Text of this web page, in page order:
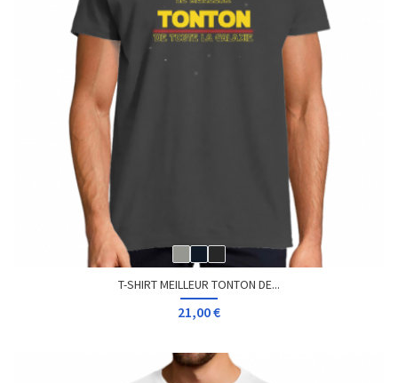
T-SHIRT MEILLEUR TONTON DE...
21,00 €